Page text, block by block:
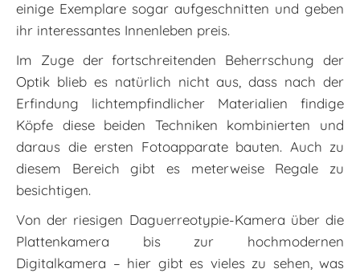
einige Exemplare sogar aufgeschnitten und geben
ihr interessantes Innenleben preis.
Im Zuge der fortschreitenden Beherrschung der
Optik blieb es natürlich nicht aus, dass nach der
Erfindung lichtempfindlicher Materialien findige
Köpfe diese beiden Techniken kombinierten und
daraus die ersten Fotoapparate bauten. Auch zu
diesem Bereich gibt es meterweise Regale zu
besichtigen.
Von der riesigen Daguerreotypie-Kamera über die
Plattenkamera bis zur hochmodernen
Digitalkamera – hier gibt es vieles zu sehen, was